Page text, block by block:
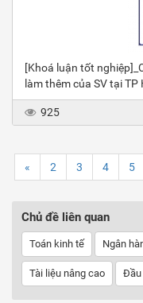
[Khoá luận tốt
làm thêm của SV tại TP
925
« 2 3 4 5
Chủ đề liên quan
Toán kinh tế Ngân
Tài liệu nâng cao Đầu